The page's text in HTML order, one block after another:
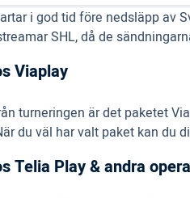
i god tid före nedsläpp av
SHL, då de
Viaplay
turneringen är det paketet
du väl har valt paket kan
Telia Play & andra